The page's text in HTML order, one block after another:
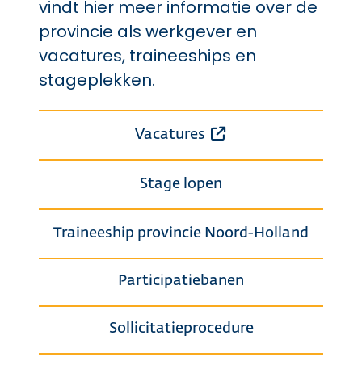
vindt hier meer informatie over de
provincie als werkgever en
vacatures, traineeships en
stageplekken.
Vacatures Opent een externe
Stage lopen
Traineeship provincie Noord-Holland
Participatiebanen
Sollicitatieprocedure